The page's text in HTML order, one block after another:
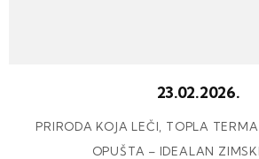
23.02.2026.
PRIRODA KOJA LEČI, TOPLA
OPUŠTA – IDEALAN